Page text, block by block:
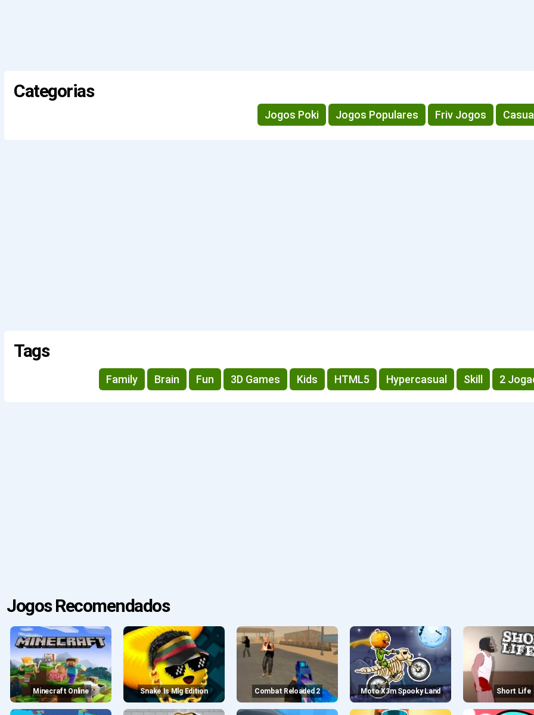
Categorias
Jogos Poki Jogos Populares Friv Jogos
Tags
Family Brain Fun 3D Games Kids HTML5 Hypercasual Skill 2
Jogos Recomendados
Minecraft Online Snake.is Mlg Edition Combat Reloaded 2 Moto X3m Spooky Land Short Life